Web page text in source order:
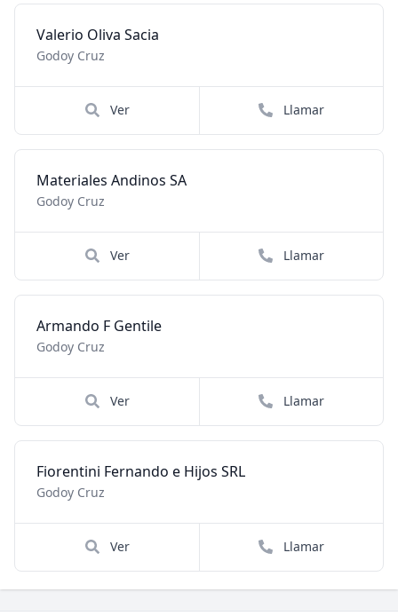
Valerio Oliva Sacia
Godoy Cruz
Ver Llamar
Materiales Andinos SA
Godoy Cruz
Ver Llamar
Armando F Gentile
Godoy Cruz
Ver Llamar
Fiorentini Fernando e Hijos SRL
Godoy Cruz
Ver Llamar